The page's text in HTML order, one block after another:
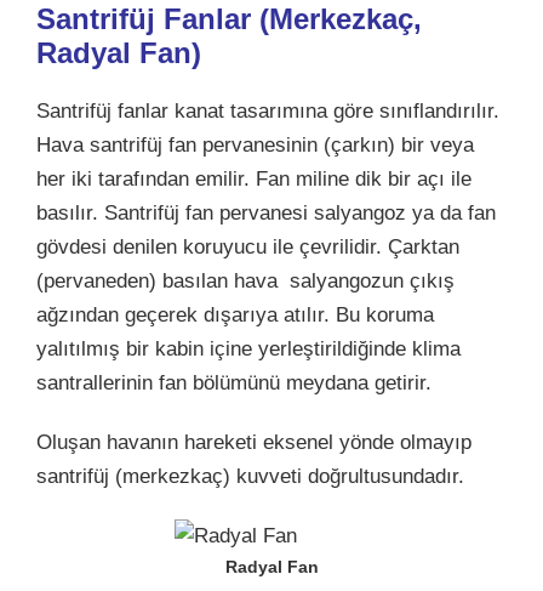
Santrifüj Fanlar (Merkezkaç,
Radyal Fan)
Santrifüj fanlar kanat tasarımına göre sınıflandırılır.
Hava santrifüj fan pervanesinin (çarkın) bir veya
her iki tarafından emilir. Fan miline dik bir açı ile
basılır. Santrifüj fan pervanesi salyangoz ya da fan
gövdesi denilen koruyucu ile çevrilidir. Çarktan
(pervaneden) basılan hava salyangozun çıkış
ağzından geçerek dışarıya atılır. Bu koruma
yalıtılmış bir kabin içine yerleştirildiğinde klima
santrallerinin fan bölümünü meydana getirir.
Oluşan havanın hareketi eksenel yönde olmayıp
santrifüj (merkezkaç) kuvveti doğrultusundadır.
Radyal Fan